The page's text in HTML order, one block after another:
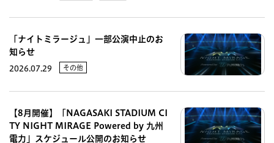
「ナイトミラージュ」一部公演中止のお
知らせ
2026.07.29 その他
【8月開催】「NAGASAKI STADIUM CI
TY NIGHT MIRAGE Powered by 九州
電力」スケジュール公開のお知らせ